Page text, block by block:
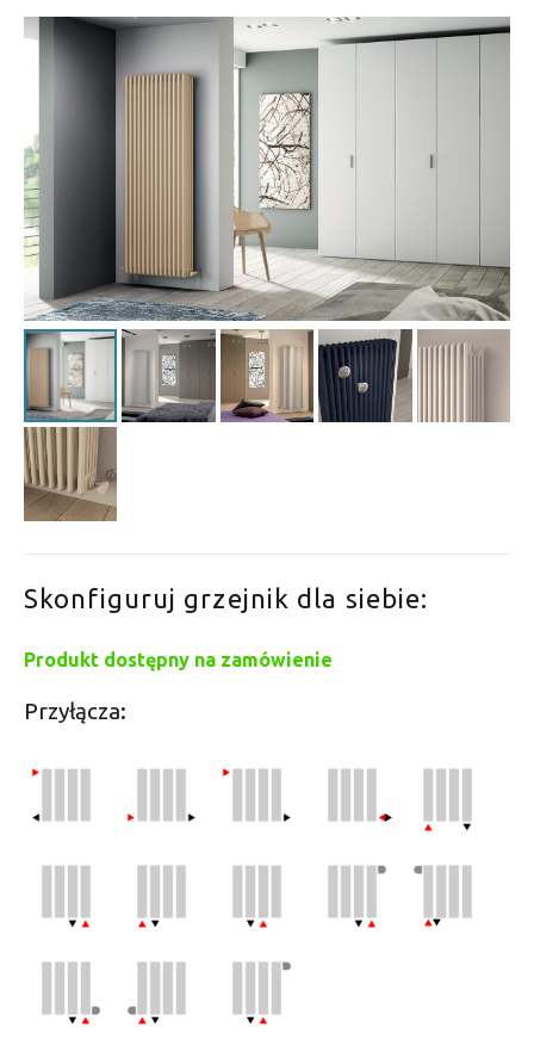
Skonfiguruj grzejnik dla siebie:
Produkt dostępny na zamówienie
Przyłącza: